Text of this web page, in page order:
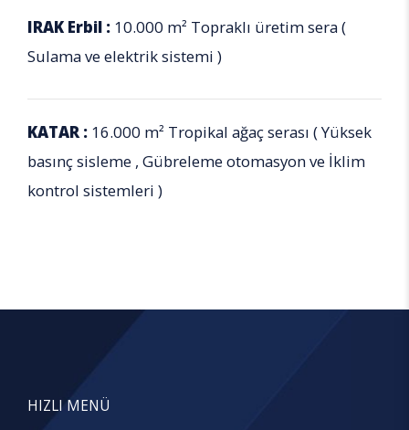
IRAK Erbil : 10.000 m² Topraklı üretim sera (
Sulama ve elektrik sistemi )
KATAR : 16.000 m² Tropikal ağaç serası ( Yüksek
basınç sisleme , Gübreleme otomasyon ve İklim
kontrol sistemleri )
HIZLI MENÜ